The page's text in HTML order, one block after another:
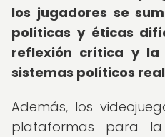
los jugadores se
políticas y éticas
reflexión crítica y la
sistemas políticos
Además, los
plataformas para